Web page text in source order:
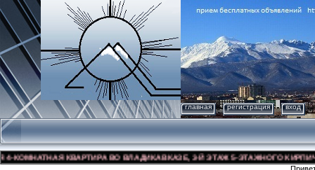
главная регистрация вход
КВАРТИРА ВО ВЛАДИКАВКАЗЕ, 3-Й ЭТАЖ 5-ЭТАЖНОГО